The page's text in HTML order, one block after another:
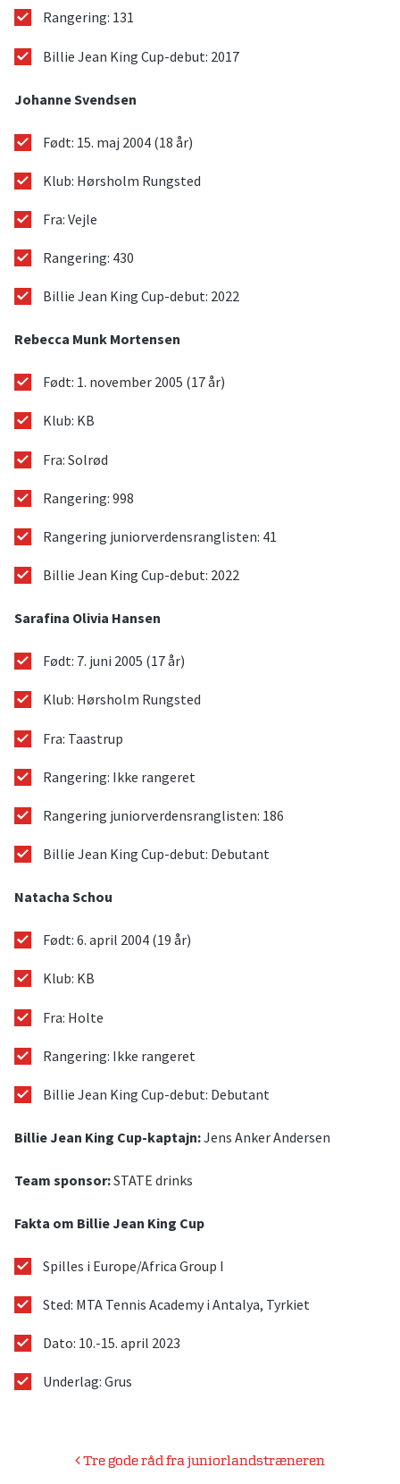
Rangering: 131
Billie Jean King Cup-debut: 2017
Johanne Svendsen
Født: 15. maj 2004 (18 år)
Klub: Hørsholm Rungsted
Fra: Vejle
Rangering: 430
Billie Jean King Cup-debut: 2022
Rebecca Munk Mortensen
Født: 1. november 2005 (17 år)
Klub: KB
Fra: Solrød
Rangering: 998
Rangering juniorverdensranglisten: 41
Billie Jean King Cup-debut: 2022
Sarafina Olivia Hansen
Født: 7. juni 2005 (17 år)
Klub: Hørsholm Rungsted
Fra: Taastrup
Rangering: Ikke rangeret
Rangering juniorverdensranglisten: 186
Billie Jean King Cup-debut: Debutant
Natacha Schou
Født: 6. april 2004 (19 år)
Klub: KB
Fra: Holte
Rangering: Ikke rangeret
Billie Jean King Cup-debut: Debutant
Billie Jean King Cup-kaptajn:Jens Anker Andersen
Team sponsor:STATE drinks
Fakta om Billie Jean King Cup
Spilles i Europe/Africa Group I
Sted: MTA Tennis Academy i Antalya, Tyrkiet
Dato: 10.-15. april 2023
Underlag: Grus
Indlægsnavigation
Tre gode råd fra juniorlandstræneren